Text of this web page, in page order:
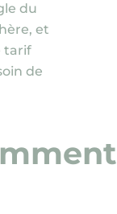
du
et
tarif
de